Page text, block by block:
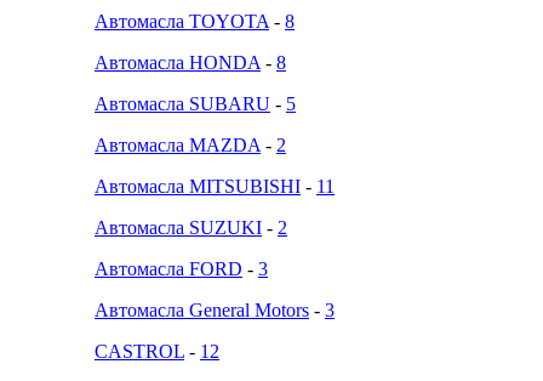
Автомасла TOYOTA - 8
Автомасла HONDA - 8
Автомасла SUBARU - 5
Автомасла MAZDA - 2
Автомасла MITSUBISHI - 11
Автомасла SUZUKI - 2
Автомасла FORD - 3
Автомасла General Motors - 3
CASTROL - 12